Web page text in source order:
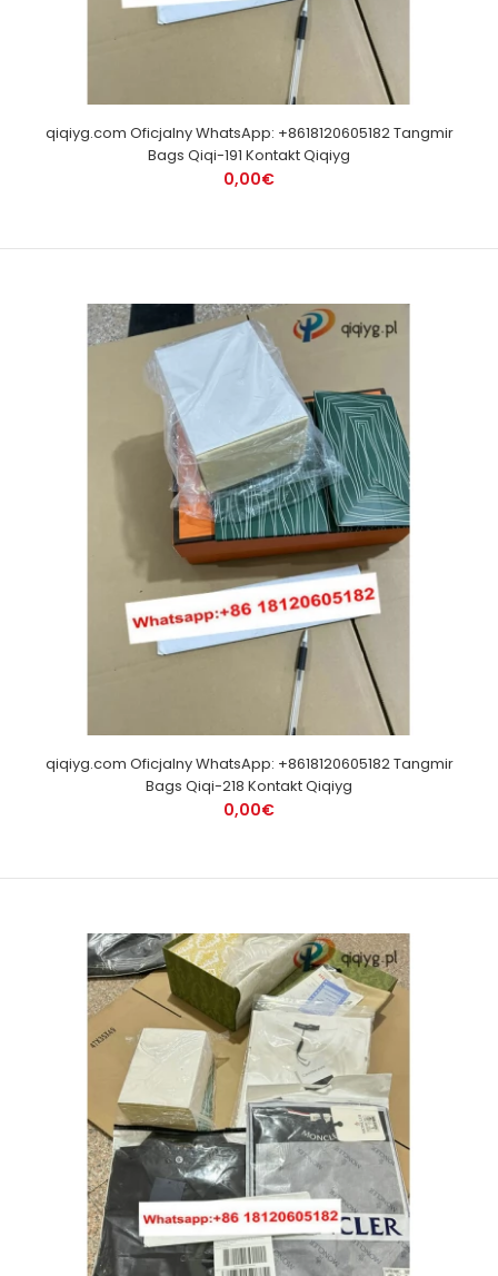
qiqiyg.com Oficjalny WhatsApp: +8618120605182 Tangmir
Bags Qiqi-191 Kontakt Qiqiyg
0,00€
qiqiyg.com Oficjalny WhatsApp: +8618120605182 Tangmir
Bags Qiqi-218 Kontakt Qiqiyg
0,00€